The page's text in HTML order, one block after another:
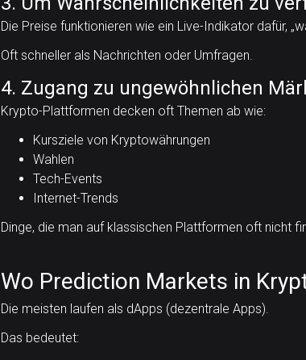
Die Preise funktionieren wie ein Live-Indikator dafür,
Oft schneller als Nachrichten oder Umfragen.
4. Zugang zu ungewöhnlichen
Krypto-Plattformen decken oft Themen ab wie:
Kursziele von Kryptowährungen
Wahlen
Tech-Events
Internet-Trends
Dinge, die man auf klassischen Plattformen oft nicht
Wo Prediction Markets in
Die meisten laufen als dApps (dezentrale Apps).
Das bedeutet: